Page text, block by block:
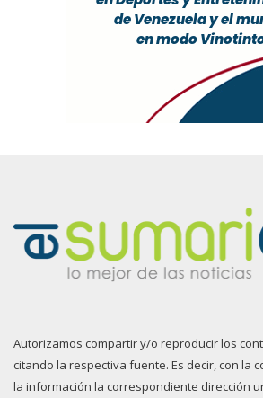
Autorizamos compartir y/o reproducir los
citando la respectiva fuente. Es decir, con la
la información la correspondiente dirección